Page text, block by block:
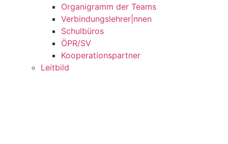
Organigramm der Teams
Verbindungslehrer|nnen
Schulbüros
ÖPR/SV
Kooperationspartner
Leitbild